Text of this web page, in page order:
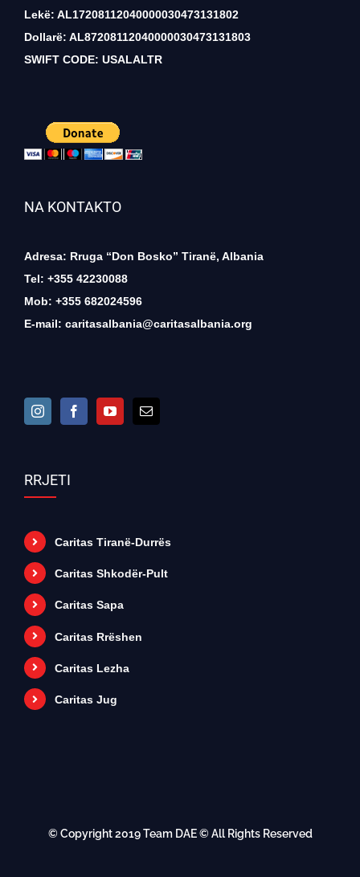
Lekë: AL17208112040000030473131802
Dollarë: AL87208112040000030473131803
SWIFT CODE: USALALTR
NA KONTAKTO
Adresa: Rruga “Don Bosko” Tiranë, Albania
Tel: +355 42230088
Mob: +355 682024596
E-mail: caritasalbania@caritasalbania.org
RRJETI
Caritas Tiranë-Durrës
Caritas Shkodër-Pult
Caritas Sapa
Caritas Rrëshen
Caritas Lezha
Caritas Jug
© Copyright 2019Team DAE© All Rights Reserved